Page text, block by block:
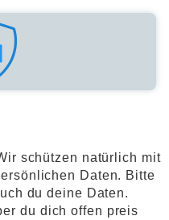
schützen natürlich mit
Daten. Bitte
du deine Daten.
du dich offen preis